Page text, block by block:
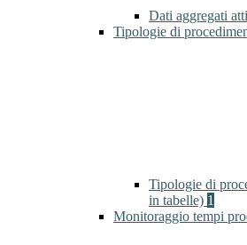
Dati aggregati
Tipologie di
Tipologie di
in tabelle) 1
Monitoraggio tempi